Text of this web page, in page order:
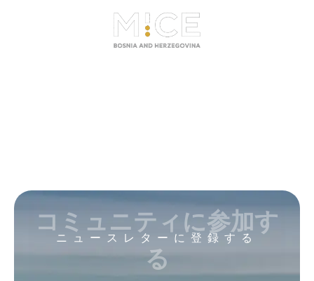
ニュースレターに登録する
コミュニティに参加す
る